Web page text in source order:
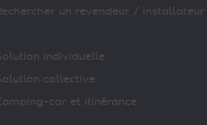
un revendeur / installateur
individuelle
collective
car et itinérance